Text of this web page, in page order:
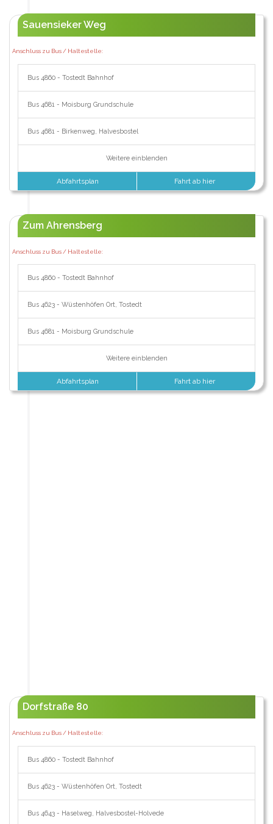
Sauensieker Weg
Anschluss zu Bus / Haltestelle:
Bus 4860 - Tostedt Bahnhof
Bus 4681 - Moisburg Grundschule
Bus 4681 - Birkenweg, Halvesbostel
Weitere einblenden
Abfahrtsplan Fahrt ab hier
Zum Ahrensberg
Anschluss zu Bus / Haltestelle:
Bus 4860 - Tostedt Bahnhof
Bus 4623 - Wüstenhöfen Ort, Tostedt
Bus 4681 - Moisburg Grundschule
Weitere einblenden
Abfahrtsplan Fahrt ab hier
Dorfstraße 80
Anschluss zu Bus / Haltestelle:
Bus 4860 - Tostedt Bahnhof
Bus 4623 - Wüstenhöfen Ort, Tostedt
Bus 4643 - Haselweg, Halvesbostel-Holvede